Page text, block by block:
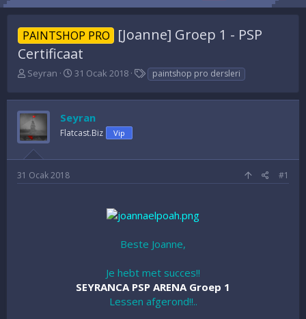
PAINTSHOP PRO
[Joanne] Groep 1 - PSP
Certificaat
K
n
u
y
u
B
a
ş
l
Seyran
B
ş
a
n
ı
t
31 Ocak 2018
E
t
i
e
paintshop pro dersleri
Seyran
Flatcast.Biz Vip
31 Ocak 2018 #1
Beste Joanne,
Je hebt met succes!!
SEYRANCA PSP ARENA Groep 1
Lessen afgerond!!..